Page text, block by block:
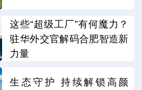
这些“超级工厂”有何魔力？
驻华外交官解码合肥智造新
力量
生态守护 持续解锁高颜